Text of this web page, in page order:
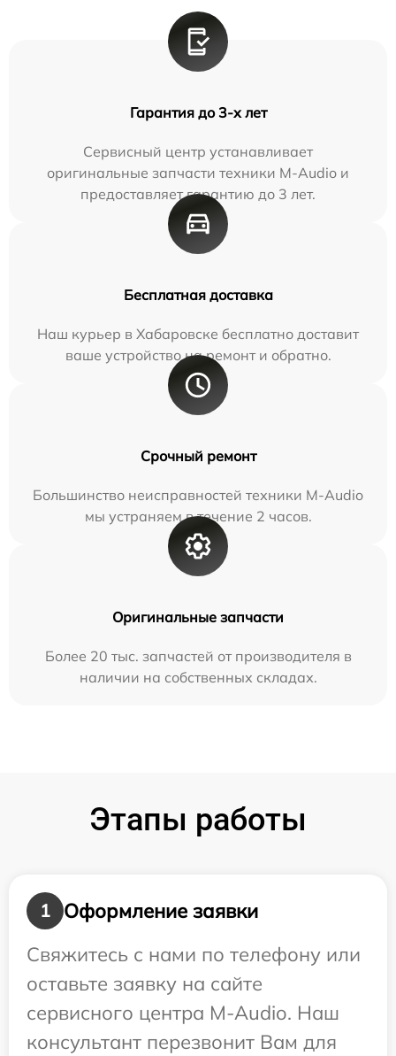
Гарантия до 3-х лет
Сервисный центр устанавливает
оригинальные запчасти техники M-Audio и
предоставляет гарантию до 3 лет.
Бесплатная доставка
Наш курьер в Хабаровске бесплатно доставит
ваше устройство на ремонт и обратно.
Срочный ремонт
Большинство неисправностей техники M-Audio
мы устраняем в течение 2 часов.
Оригинальные запчасти
Более 20 тыс. запчастей от производителя в
наличии на собственных складах.
Этапы работы
1
Оформление заявки
Свяжитесь с нами по телефону или
оставьте заявку на сайте
сервисного центра M-Audio. Наш
консультант перезвонит Вам для